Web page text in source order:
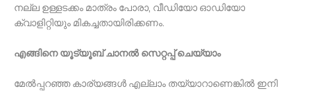
നല്ല ഉള്ളടക്കം മാത്രം പോരാ, വീഡിയോ ഓഡിയോ
ക്വാളിറ്റിയും മികച്ചതായിരിക്കണം.
എങ്ങിനെ യൂട്യൂബ് ചാനല്‍ സെറ്റപ്പ് ചെയ്യാം
മേല്‍പ്പറഞ്ഞ കാര്യങ്ങള്‍ എല്ലാം തയ്യാറാണെങ്കില്‍ ഇനി